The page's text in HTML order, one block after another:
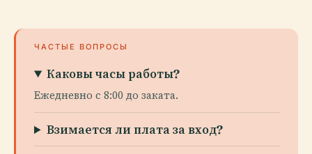
ЧАСТЫЕ ВОПРОСЫ
Каковы часы работы?
Ежедневно с 8:00 до заката.
Взимается ли плата за вход?